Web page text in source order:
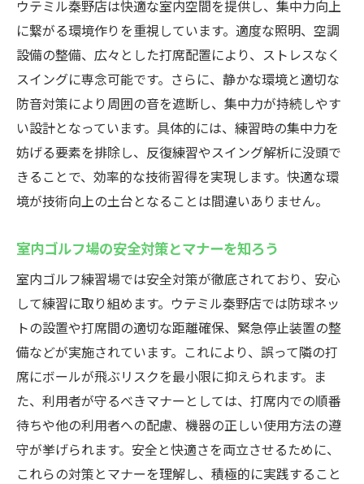
ウテミル秦野店は快適な室内空間を提供し、集中力向上
に繋がる環境作りを重視しています。適度な照明、空調
設備の整備、広々とした打席配置により、ストレスなく
スイングに専念可能です。さらに、静かな環境と適切な
防音対策により周囲の音を遮断し、集中力が持続しやす
い設計となっています。具体的には、練習時の集中力を
妨げる要素を排除し、反復練習やスイング解析に没頭で
きることで、効率的な技術習得を実現します。快適な環
境が技術向上の土台となることは間違いありません。
室内ゴルフ場の安全対策とマナーを知ろう
室内ゴルフ練習場では安全対策が徹底されており、安心
して練習に取り組めます。ウテミル秦野店では防球ネッ
トの設置や打席間の適切な距離確保、緊急停止装置の整
備などが実施されています。これにより、誤って隣の打
席にボールが飛ぶリスクを最小限に抑えられます。ま
た、利用者が守るべきマナーとしては、打席内での順番
待ちや他の利用者への配慮、機器の正しい使用方法の遵
守が挙げられます。安全と快適さを両立させるために、
これらの対策とマナーを理解し、積極的に実践すること